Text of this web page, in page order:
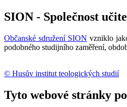
SION - Společnost
Občanské sdružení SION vzniklo
podobného studijního zaměření,
© Husův institut teologických studií
Tyto webové stránky